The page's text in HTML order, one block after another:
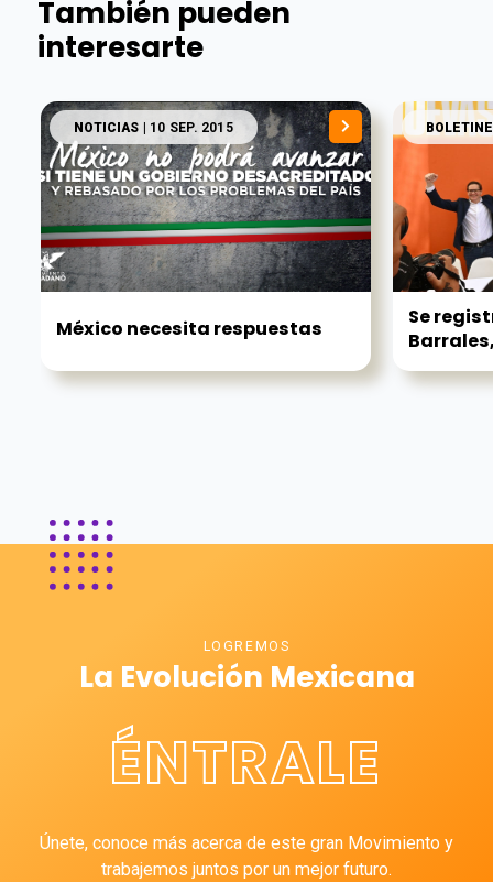
También pueden
interesarte
NOTICIAS | 10 SEP. 2015
México necesita respuestas
Se
LOGREMOS
La Evolución Mexicana
ÉNTRALE
Únete, conoce más acerca de este gran Movimiento y
trabajemos juntos por un mejor futuro.